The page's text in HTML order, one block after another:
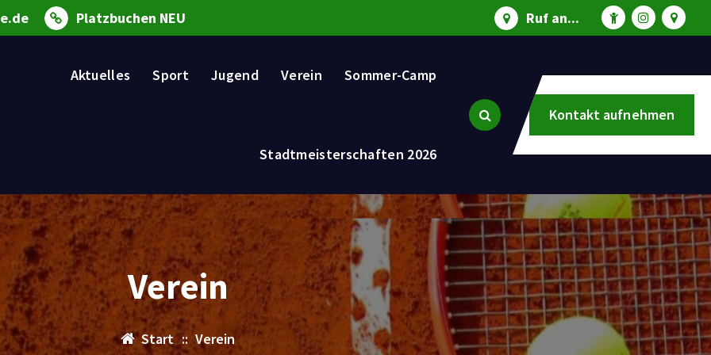
Platzbuchen NEU Ruf an...
Aktuelles Sport Jugend Verein Sommer-Camp
Stadtmeisterschaften 2026
Kontakt aufnehmen
Verein
Start :: Verein